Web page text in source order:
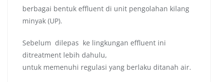
berbagai bentuk effluent di unit pengolahan kilang
minyak (UP).
Sebelum dilepas ke lingkungan effluent ini
ditreatment lebih dahulu,
untuk memenuhi regulasi yang berlaku ditanah air.